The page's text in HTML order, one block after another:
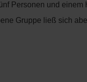
Personen und
Gruppe ließ sich